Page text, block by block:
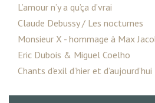
L’amour n’y a qu’ça d’vrai
Claude Debussy / Les nocturnes
Monsieur X - hommage à Max
Eric Dubois & Miguel Coelho
Chants d’exil d’hier et d’aujourd’hui